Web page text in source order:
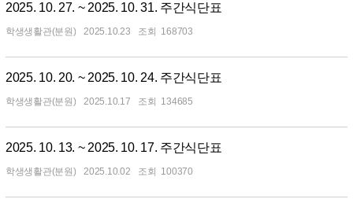
2025. 10. 27. ~ 2025. 10. 31. 주간식단표
학생생활관(분원) 2025.10.23 168703
2025. 10. 20. ~ 2025. 10. 24. 주간식단표
학생생활관(분원) 2025.10.17 134685
2025. 10. 13. ~ 2025. 10. 17. 주간식단표
학생생활관(분원) 2025.10.02 100370